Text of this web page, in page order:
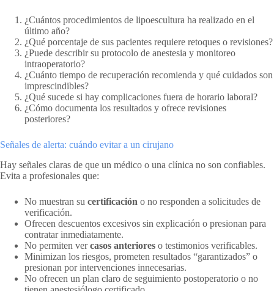
¿Cuántos procedimientos de lipoescultura ha realizado en el
último año?
¿Qué porcentaje de sus pacientes requiere retoques o revisiones?
¿Puede describir su protocolo de anestesia y monitoreo
intraoperatorio?
¿Cuánto tiempo de recuperación recomienda y qué cuidados son
imprescindibles?
¿Qué sucede si hay complicaciones fuera de horario laboral?
¿Cómo documenta los resultados y ofrece revisiones
posteriores?
Señales de alerta: cuándo evitar a un cirujano
Hay señales claras de que un médico o una clínica no son confiables.
Evita a profesionales que:
No muestran su certificación o no responden a solicitudes de
verificación.
Ofrecen descuentos excesivos sin explicación o presionan para
contratar inmediatamente.
No permiten vercasos anteriores o testimonios verificables.
Minimizan los riesgos, prometen resultados “garantizados” o
presionan por intervenciones innecesarias.
No ofrecen un plan claro de seguimiento postoperatorio o no